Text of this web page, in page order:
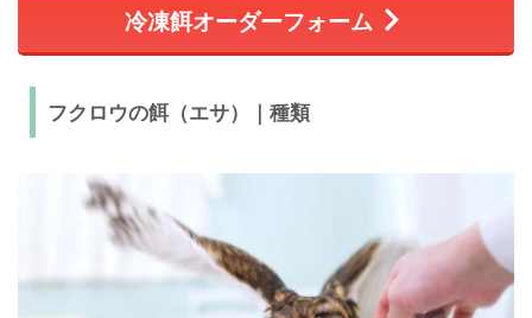
冷凍餌オーダーフォーム
フクロウの餌（エサ）｜種類